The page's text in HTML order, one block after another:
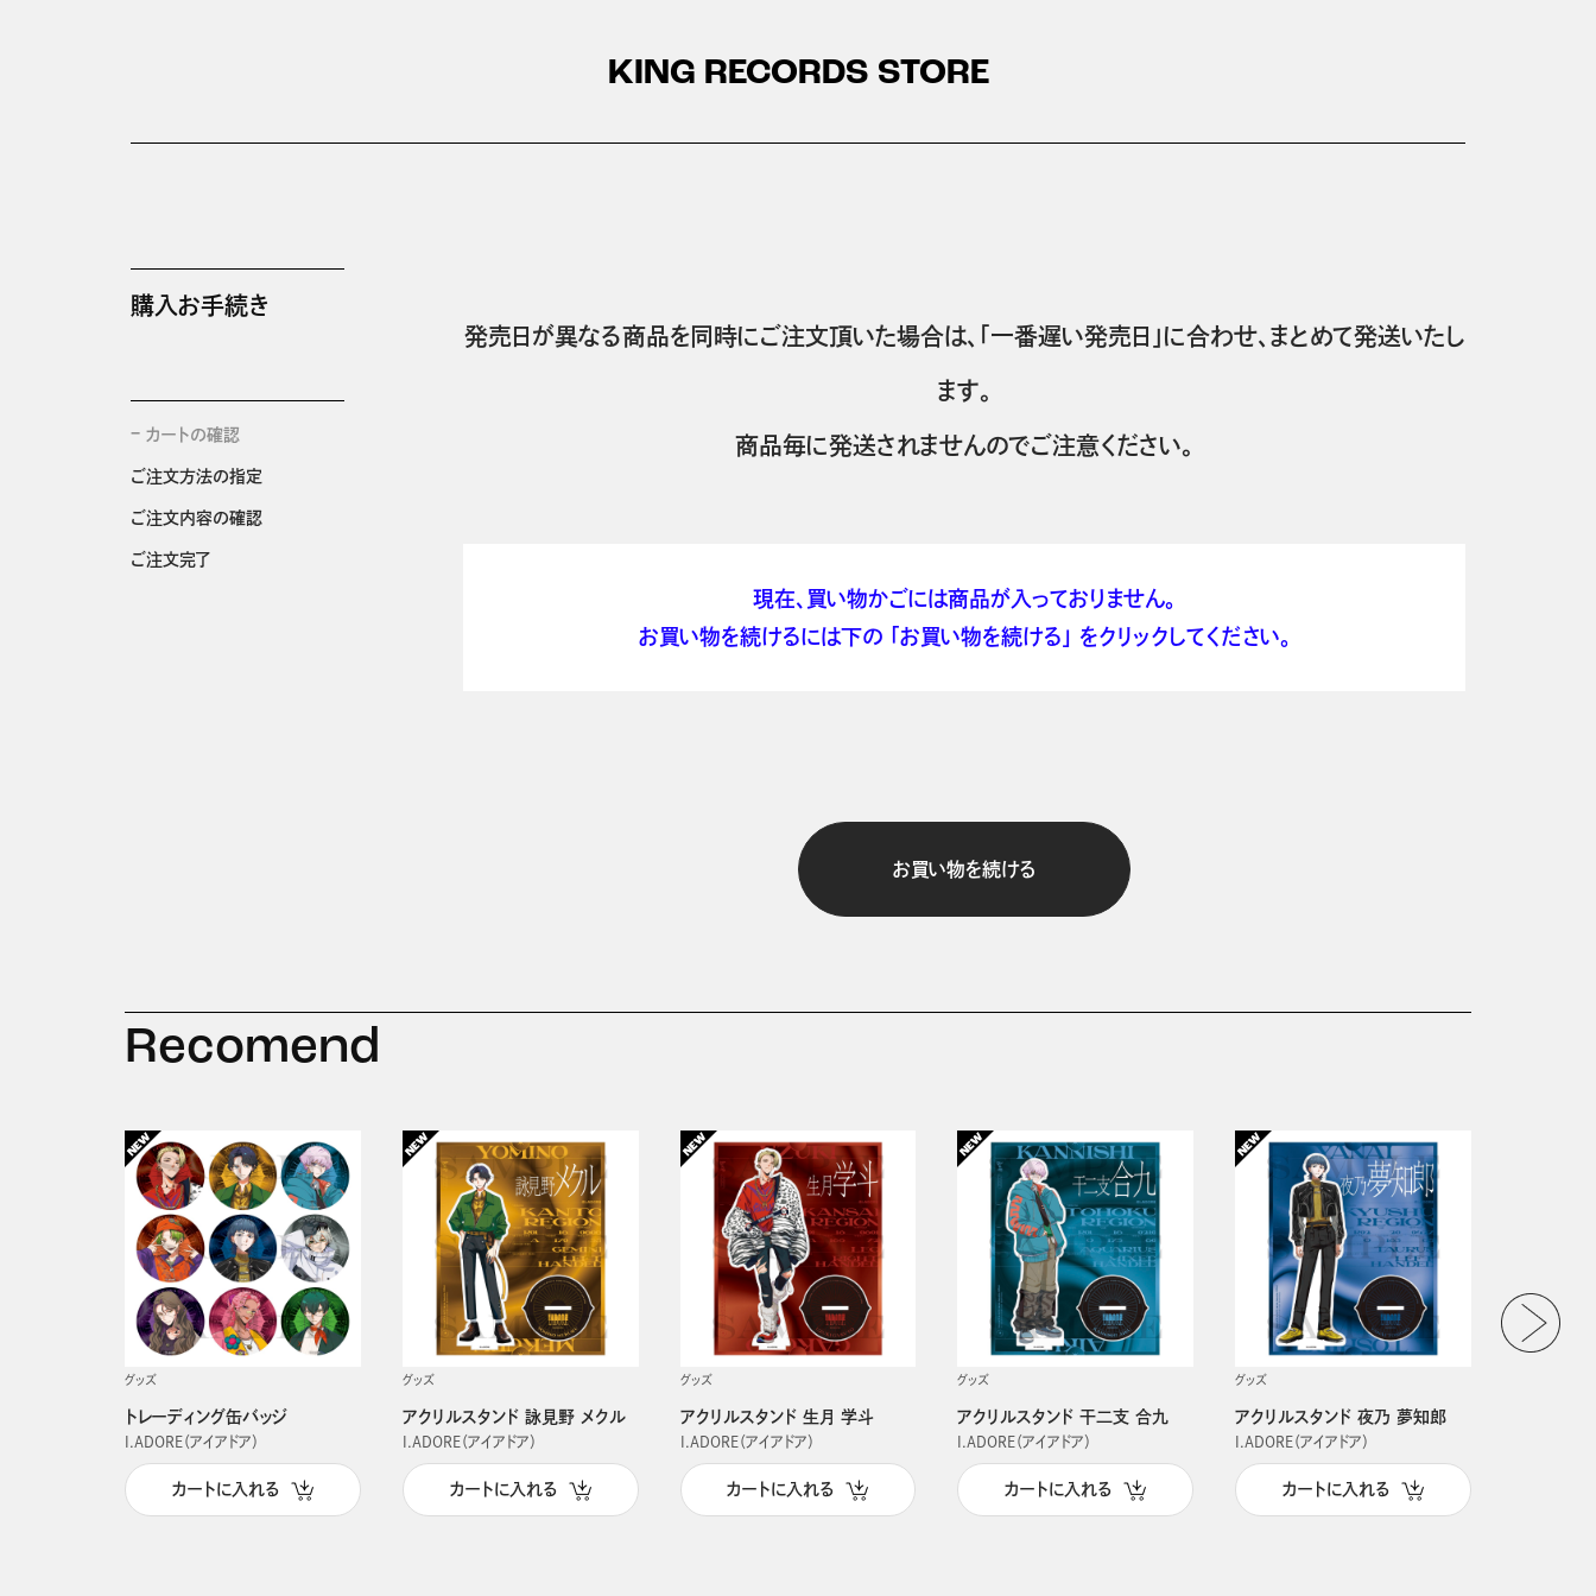
KING RECORDS STORE
購入お手続き
カートの確認
ご注文方法の指定
ご注文内容の確認
ご注文完了
発売日が異なる商品を同時にご注文頂いた場合は、「一番遅い発売日」に合わせ、まとめて発送いたし
ます。
商品毎に発送されませんのでご注意ください。
現在、買い物かごには商品が入っておりません。
お買い物を続けるには下の 「お買い物を続ける」 をクリックしてください。
お買い物を続ける
Recomend
グッズ
トレーディング缶バッジ
I.ADORE（アイアドア）
カートに入れる
グッズ
アクリルスタンド 詠見野 メクル
I.ADORE（アイアドア）
カートに入れる
グッズ
アクリルスタンド 生月 学斗
I.ADORE（アイアドア）
カートに入れる
グッズ
アクリルスタンド 干二支 合九
I.ADORE（アイアドア）
カートに入れる
グッズ
アクリルスタンド 夜乃 夢知郎
I.ADORE（アイアドア）
カートに入れる